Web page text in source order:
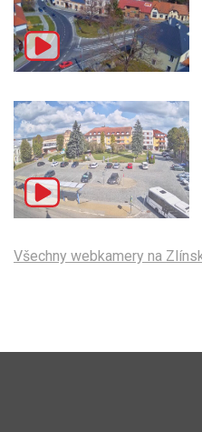
Všechny webkamery na